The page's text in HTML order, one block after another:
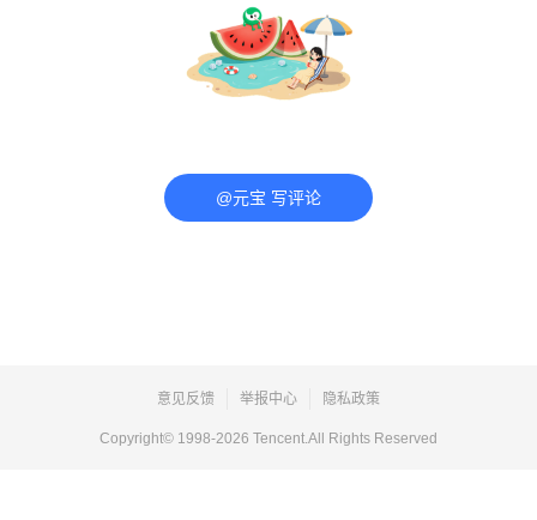
@元宝 写评论
意见反馈 举报中心 隐私政策
Copyright© 1998-2026 Tencent.All Rights Reserved